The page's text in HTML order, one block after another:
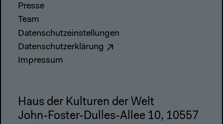
Presse
Team
Datenschutzeinstellungen
Datenschutzerklärung
Impressum
Haus der Kulturen der Welt
John-Foster-Dulles-Allee 10, 10557